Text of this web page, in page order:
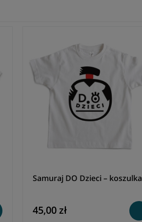
Samuraj DO Dzieci – koszulka
45,00 zł